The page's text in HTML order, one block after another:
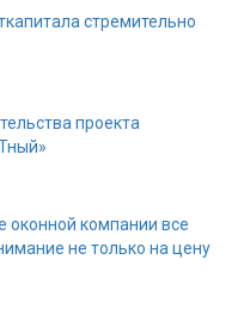
стремительно
проекта
оконной компании все
не только на цену